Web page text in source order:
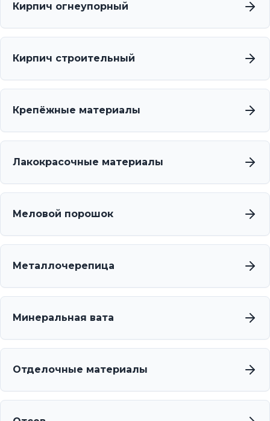
Кирпич огнеупорный
Кирпич строительный
Крепёжные материалы
Лакокрасочные материалы
Меловой порошок
Металлочерепица
Минеральная вата
Отделочные материалы